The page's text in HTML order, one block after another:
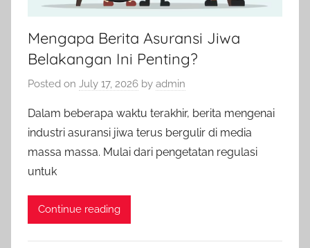
Mengapa Berita Asuransi Jiwa
Belakangan Ini Penting?
Posted on July 17, 2026 by admin
Dalam beberapa waktu terakhir, berita mengenai
industri asuransi jiwa terus bergulir di media
massa massa. Mulai dari pengetatan regulasi
untuk
Continue reading